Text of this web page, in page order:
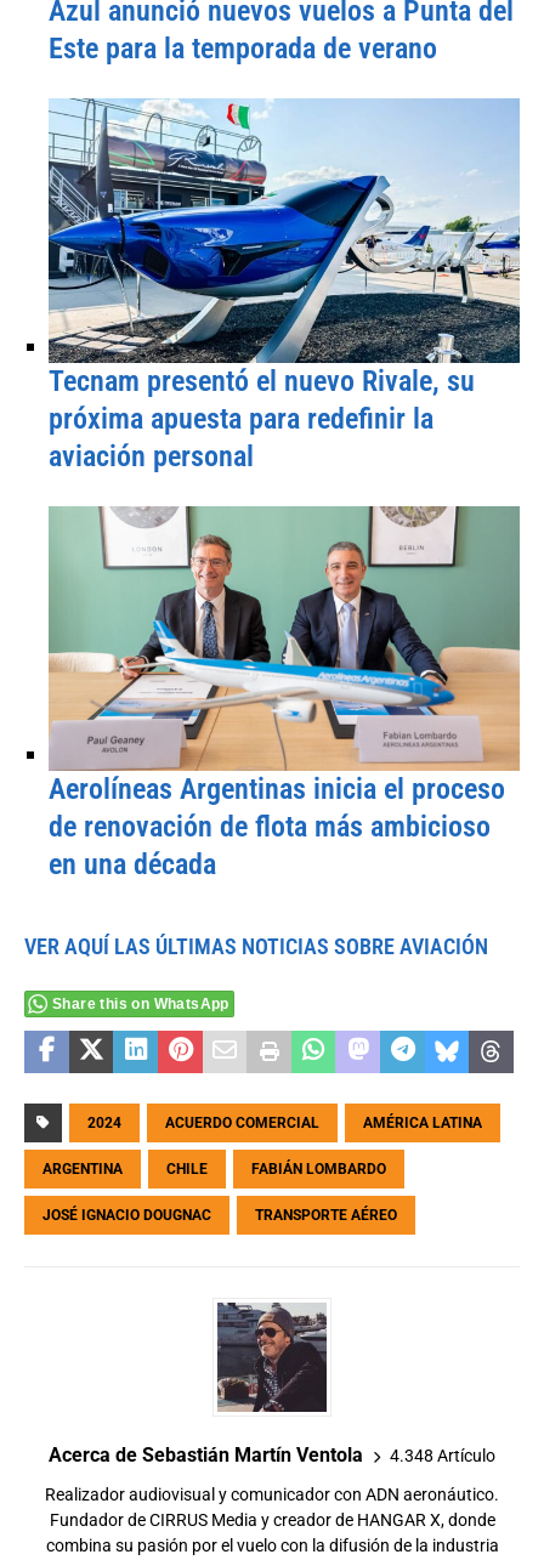
Azul anunció nuevos vuelos a Punta del
Este para la temporada de verano
Tecnam presentó el nuevo Rivale, su
próxima apuesta para redefinir la
aviación personal
Aerolíneas Argentinas inicia el proceso
de renovación de flota más ambicioso
en una década
VER AQUÍ LAS ÚLTIMAS NOTICIAS SOBRE AVIACIÓN
Share this on WhatsApp
2024 ACUERDO COMERCIAL AMÉRICA LATINA
ARGENTINA CHILE FABIÁN LOMBARDO
JOSÉ IGNACIO DOUGNAC TRANSPORTE AÉREO
Acerca de Sebastián Martín Ventola 4.348 Artículo
Realizador audiovisual y comunicador con ADN aeronáutico.
Fundador de CIRRUS Media y creador de HANGAR X, donde
combina su pasión por el vuelo con la difusión de la industria